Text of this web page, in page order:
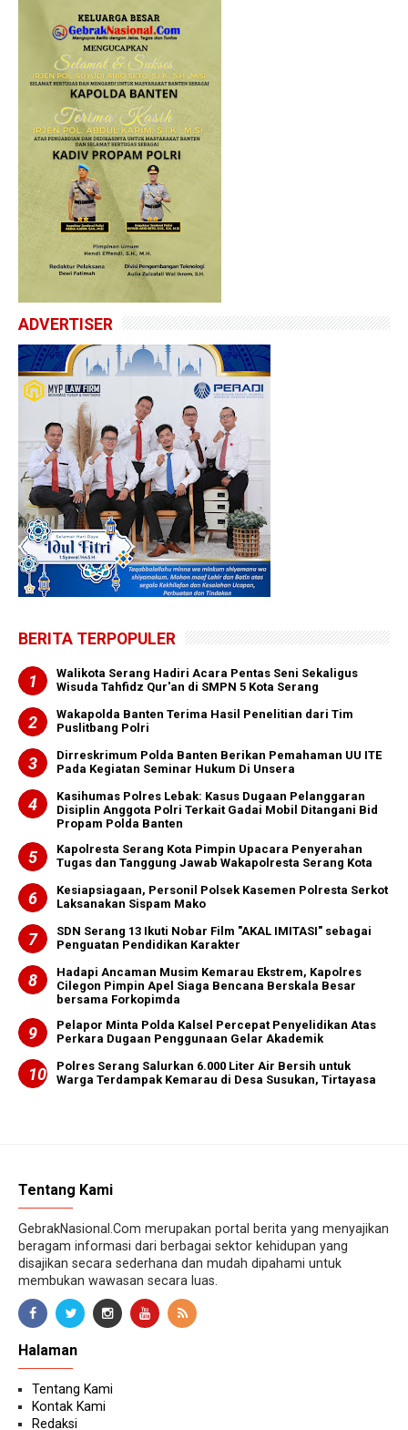
ADVERTISER
BERITA TERPOPULER
Walikota Serang Hadiri Acara Pentas Seni Sekaligus
Wisuda Tahfidz Qur'an di SMPN 5 Kota Serang
Wakapolda Banten Terima Hasil Penelitian dari Tim
Puslitbang Polri
Dirreskrimum Polda Banten Berikan Pemahaman UU ITE
Pada Kegiatan Seminar Hukum Di Unsera
Kasihumas Polres Lebak: Kasus Dugaan Pelanggaran
Disiplin Anggota Polri Terkait Gadai Mobil Ditangani Bid
Propam Polda Banten
Kapolresta Serang Kota Pimpin Upacara Penyerahan
Tugas dan Tanggung Jawab Wakapolresta Serang Kota
Kesiapsiagaan, Personil Polsek Kasemen Polresta Serkot
Laksanakan Sispam Mako
SDN Serang 13 Ikuti Nobar Film "AKAL IMITASI" sebagai
Penguatan Pendidikan Karakter
Hadapi Ancaman Musim Kemarau Ekstrem, Kapolres
Cilegon Pimpin Apel Siaga Bencana Berskala Besar
bersama Forkopimda
Pelapor Minta Polda Kalsel Percepat Penyelidikan Atas
Perkara Dugaan Penggunaan Gelar Akademik
Polres Serang Salurkan 6.000 Liter Air Bersih untuk
Warga Terdampak Kemarau di Desa Susukan, Tirtayasa
Tentang Kami
GebrakNasional.Com merupakan portal berita yang menyajikan
beragam informasi dari berbagai sektor kehidupan yang
disajikan secara sederhana dan mudah dipahami untuk
membukan wawasan secara luas.
Halaman
Tentang Kami
Kontak Kami
Redaksi